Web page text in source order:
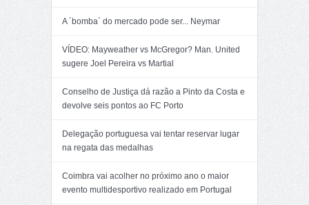
A ´bomba` do mercado pode ser... Neymar
VÍDEO: Mayweather vs McGregor? Man. United
sugere Joel Pereira vs Martial
Conselho de Justiça dá razão a Pinto da Costa e
devolve seis pontos ao FC Porto
Delegação portuguesa vai tentar reservar lugar
na regata das medalhas
Coimbra vai acolher no próximo ano o maior
evento multidesportivo realizado em Portugal